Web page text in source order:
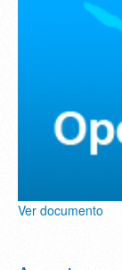
Ver documento